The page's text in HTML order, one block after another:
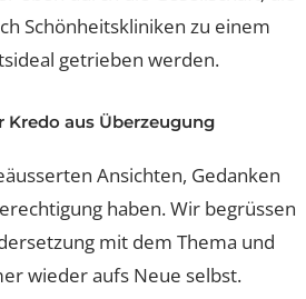
sich die kritischen Stimmen
Frage, inwieweit Menschen
eben durch die Gesellschaft,
getrieben werden.
Kredo aus Überzeugung